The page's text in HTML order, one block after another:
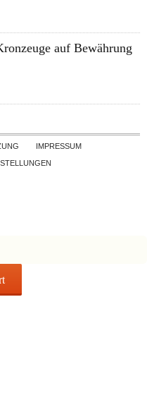
auf Bewährung
to contentIMPRESSUM